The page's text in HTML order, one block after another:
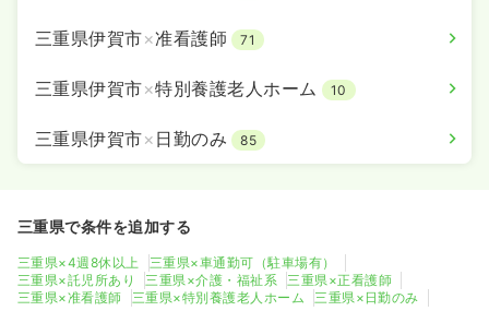
三重県伊賀市×准看護師 71
三重県伊賀市×特別養護老人ホーム 10
三重県伊賀市× 日勤のみ 85
三重県で条件を追加する
三重県×4週8休以上
三重県×車通勤可（駐車場有）
三重県×託児所あり
三重県×介護・福祉系
三重県×正看護師
三重県×准看護師
三重県×特別養護老人ホーム 三重県×日勤のみ